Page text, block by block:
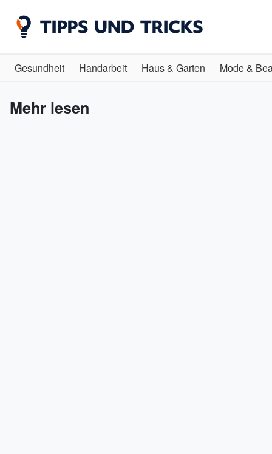
Gesundheit Handarbeit Haus & Garten Mode &
Mehr lesen